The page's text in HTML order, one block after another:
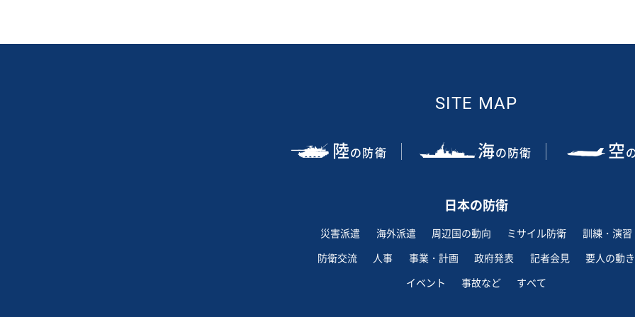
SITE MAP
陸の防衛 海の防衛 空
日本の防衛
災害派遣 海外派遣 周辺国の動向 ミサイル防衛
訓練・演習
防衛交流
人事 事業・計画 政府発表 記者会見
要人の動き
イベント
事故など すべて